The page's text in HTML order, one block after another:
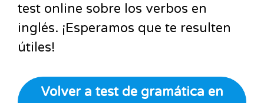
test online sobre los verbos en
inglés. ¡Esperamos que te resulten
útiles!
Volver a test de gramática en